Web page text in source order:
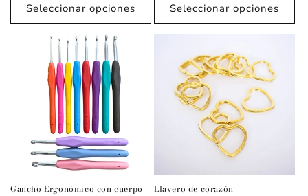
Seleccionar opciones Seleccionar opciones
Gancho Ergonómico con cuerpo Llavero de corazón